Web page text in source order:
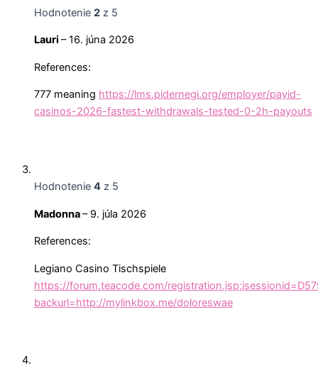
Hodnotenie 2 z 5
Lauri – 16. júna 2026
References:
777 meaning https://lms.pidernegi.org/employer/payid-
casinos-2026-fastest-withdrawals-tested-0-2h-payouts
Hodnotenie 4 z 5
Madonna– 9. júla 2026
References:
Legiano Casino Tischspiele
https://forum.teacode.com/
backurl=http://mylinkbox.me/doloreswae